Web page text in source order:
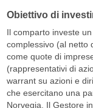
Obiettivo di
Il comparto investe
complessivo (al netto
come quote di
(rappresentativi di
warrant su azioni e
che esercitano una
Norvegia. Il Gestore